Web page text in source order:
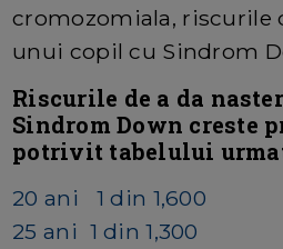
cromozomiala, riscurile
unui copil cu Sindrom
Riscurile de a da
Sindrom Down creste
potrivit tabelului
20 ani 1 din 1,600
25 ani 1 din 1,300